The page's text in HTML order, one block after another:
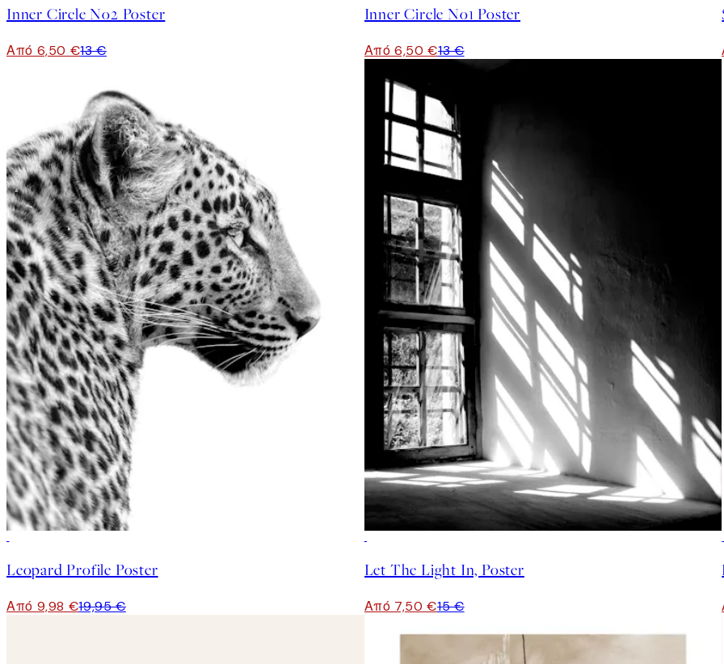
Inner Circle No2 Poster
Από 6,50 €13 €
Inner Circle No1 Poster
Από 6,50 €13 €
Leopard Profile Poster
Από 9,98 €19,95 €
Let The Light In, Poster
Από 7,50 €15 €